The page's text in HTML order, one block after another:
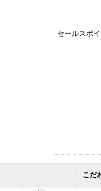
セールスポ
こだ